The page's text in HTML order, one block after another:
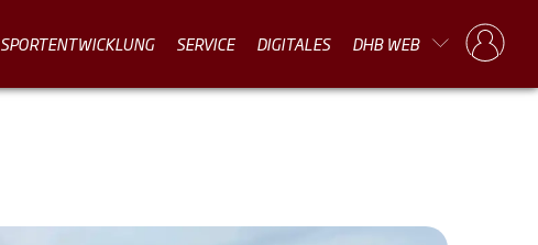
SPORTENTWICKLUNG SERVICE DIGITALES DHB WEB